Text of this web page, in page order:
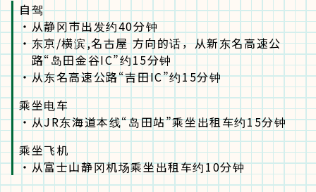
自驾
・从静冈市出发约40分钟
・东京/横滨,名古屋 方向的话，从新东名高速公
路“岛田金谷IC”约15分钟
・从东名高速公路“吉田IC”约15分钟
乘坐电车
・从JR东海道本线“岛田站”乘坐出租车约15分钟
乘坐飞机
・从富士山静冈机场乘坐出租车约10分钟